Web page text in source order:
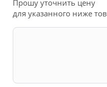
Прошу уточнить цену
для указанного ниже